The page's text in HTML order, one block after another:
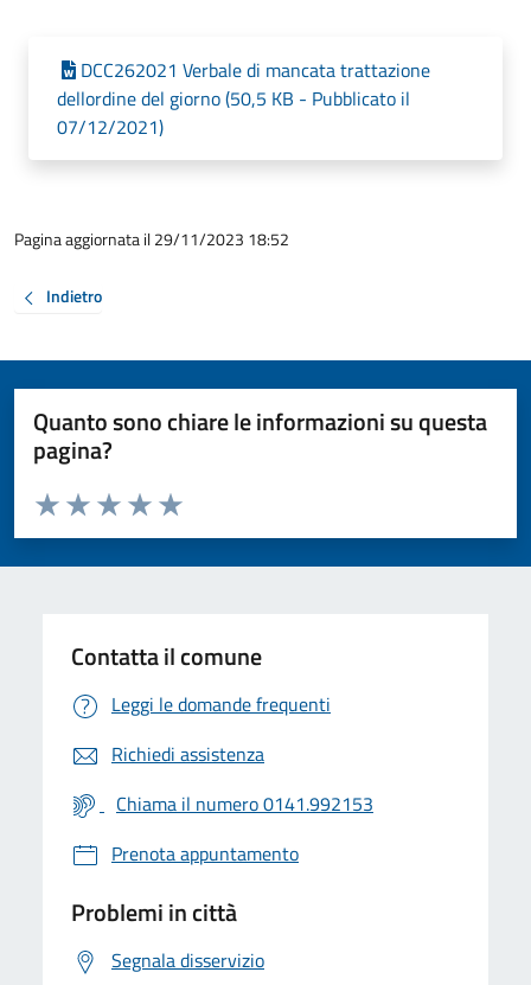
DCC262021 Verbale di mancata trattazione
dellordine del giorno (50,5 KB - Pubblicato il
07/12/2021)
Pagina aggiornata il 29/11/2023 18:52
Indietro
Quanto sono chiare le informazioni su questa
pagina?
Valuta da 1 a 5 stelle la pagina
Valuta 5 stelle su 5
Valuta 4 stelle su 5
Valuta 3 stelle su 5
Valuta 2 stelle su 5
Valuta 1 stelle su 5
Contatta il comune
Leggi le domande frequenti
Richiedi assistenza
Chiama il numero 0141.992153
Prenota appuntamento
Problemi in città
Segnala disservizio